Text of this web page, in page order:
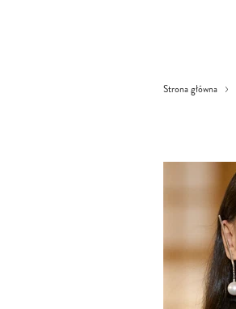
Strona główna